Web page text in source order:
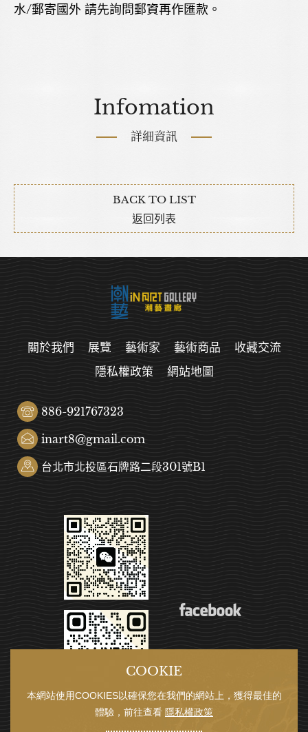
COOKIE
本網站使用COOKIES以確保您在我們的網站上，獲得最佳的
體驗，前往查看 隱私權政策
水/郵寄國外 請先詢問郵資再作匯款。
Infomation
詳細資訊
BACK TO LIST
返回列表
關於我們 展覽 藝術家 藝術商品
收藏交流
隱私權政策
網站地圖
886-921767323
inart8@gmail.com
台北市北投區石牌路二段301號B1